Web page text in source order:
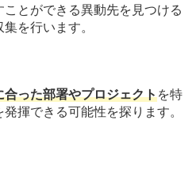
とができる異動先を見つける
を行います。
った部署やプロジェクトを特
揮できる可能性を探ります。